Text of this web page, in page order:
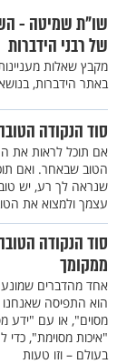
שו"ת שמיטה -
של רבני הידברות
מקבץ שאלות
באתר הידברות,
סוד הנקודה
אם תוכל לראות את
הטוב שבאחר. ואם
שנראה לך רע, יש
עצמך ולמצוא את
סוד הנקודה
ממקומך
אחד מהדברים
הוא התפיסה שאנחנו
מסוים", או עם "ידע
"איכות מסוימת",
בעולם – וזו טעות